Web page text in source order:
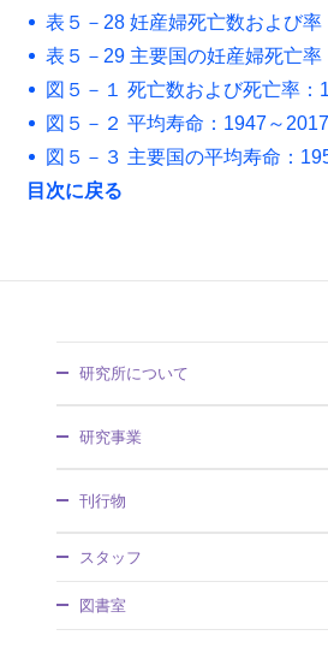
表５－28 妊産婦死亡数および
表５－29 主要国の妊産婦死亡率
図５－１ 死亡数および死亡率：
図５－２ 平均寿命：1947～
図５－３ 主要国の平均寿命：
目次に戻る
研究所について
組織・所掌
事業概要
沿革・歴史館
採用情報
調達情報
情報公開
社人研パンフレット
研究事業
将来推計人口・世帯数
社会保障費用統計
社会保障・人口問題基本調査
刊行物
調査研究報告資料
人口問題研究資料
スタッフ
図書室